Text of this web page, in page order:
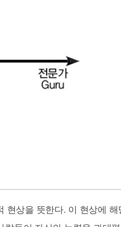
현상을 뜻한다. 이 현상에 해